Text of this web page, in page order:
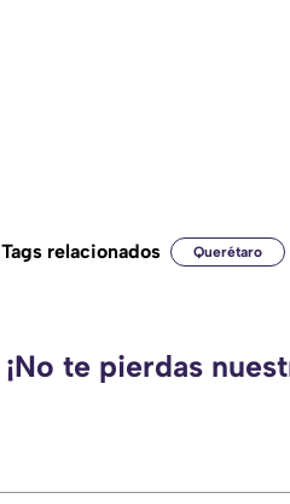
Tags relacionados Querétaro
¡No te pierdas